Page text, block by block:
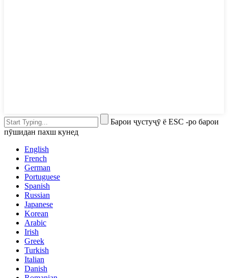
Барои ҷустуҷӯ ё ESC -ро барои
пӯшидан пахш кунед
English
French
German
Portuguese
Spanish
Russian
Japanese
Korean
Arabic
Irish
Greek
Turkish
Italian
Danish